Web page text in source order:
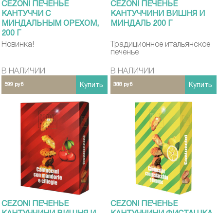
CEZONI ПЕЧЕНЬЕ
КАНТУЧЧИ С
МИНДАЛЬНЫМ ОРЕХОМ,
200 Г
Новинка!
В НАЛИЧИИ
599 руб Купить
CEZONI ПЕЧЕНЬЕ
КАНТУЧЧИНИ ВИШНЯ И
МИНДАЛЬ 200 Г
Традиционное итальянское
печенье
В НАЛИЧИИ
388 руб Купить
CEZONI ПЕЧЕНЬЕ
CEZONI ПЕЧЕНЬЕ